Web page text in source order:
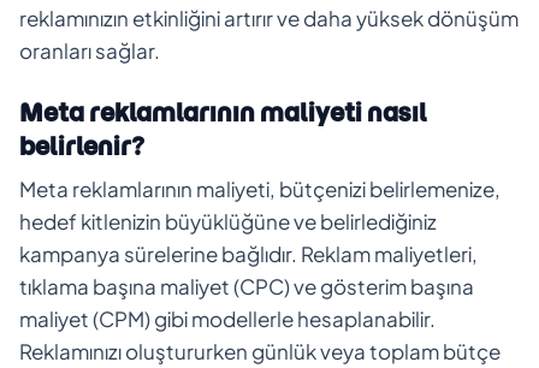
reklamınızın etkinliğini artırır ve daha yüksek dönüşüm
oranları sağlar.
Meta reklamlarının maliyeti nasıl
belirlenir?
Meta reklamlarının maliyeti, bütçenizi belirlemenize,
hedef kitlenizin büyüklüğüne ve belirlediğiniz
kampanya sürelerine bağlıdır. Reklam maliyetleri,
tıklama başına maliyet (CPC) ve gösterim başına
maliyet (CPM) gibi modellerle hesaplanabilir.
Reklamınızı oluştururken günlük veya toplam bütçe